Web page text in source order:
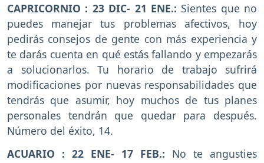
CAPRICORNIO : 23 DIC- 21 ENE.: Sientes que no
puedes manejar tus problemas afectivos, hoy
pedirás consejos de gente con más experiencia y
te darás cuenta en qué estás fallando y empezarás
a solucionarlos. Tu horario de trabajo sufrirá
modificaciones por nuevas responsabilidades que
tendrás que asumir, hoy muchos de tus planes
personales tendrán que quedar para después.
Número del éxito, 14.
ACUARIO : 22 ENE- 17 FEB.: No te angusties